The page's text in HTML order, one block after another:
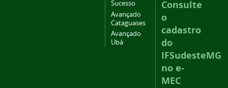
Sucesso
Avançado
Cataguases
Avançado
Ubá
Consulte
o
cadastro
do
IFSudesteMG
no e-
MEC